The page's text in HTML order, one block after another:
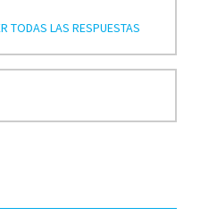
TODAS LAS RESPUESTAS